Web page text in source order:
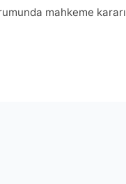
mahkeme kararı